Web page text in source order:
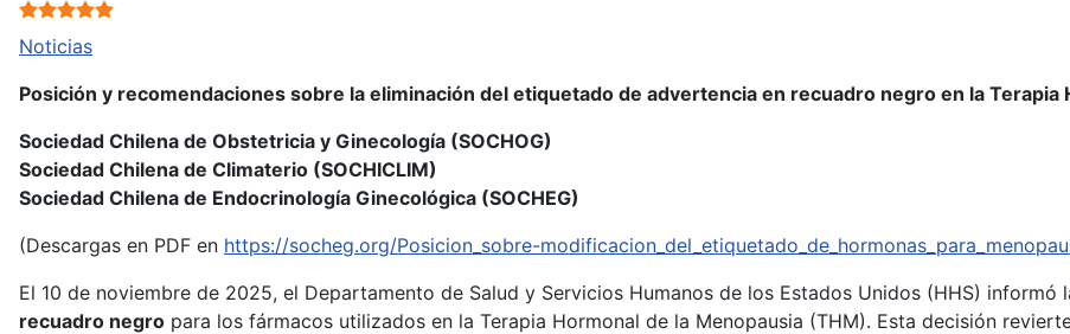
Noticias
Posición y recomendaciones sobre la eliminación del etiquetado de advertencia en recuadro negro en la Terapia
Sociedad Chilena de Obstetricia y Ginecología (SOCHOG)
Sociedad Chilena de Climaterio (SOCHICLIM)
Sociedad Chilena de Endocrinología Ginecológica (SOCHEG)
(Descargas en PDF en https://socheg.org/Posicion_sobre-
El 10 de noviembre de 2025, el Departamento de Salud y Servicios Humanos de los Estados Unidos (HHS) informó
recuadro negro para los fármacos utilizados en la Terapia Hormonal de la Menopausia (THM). Esta decisión